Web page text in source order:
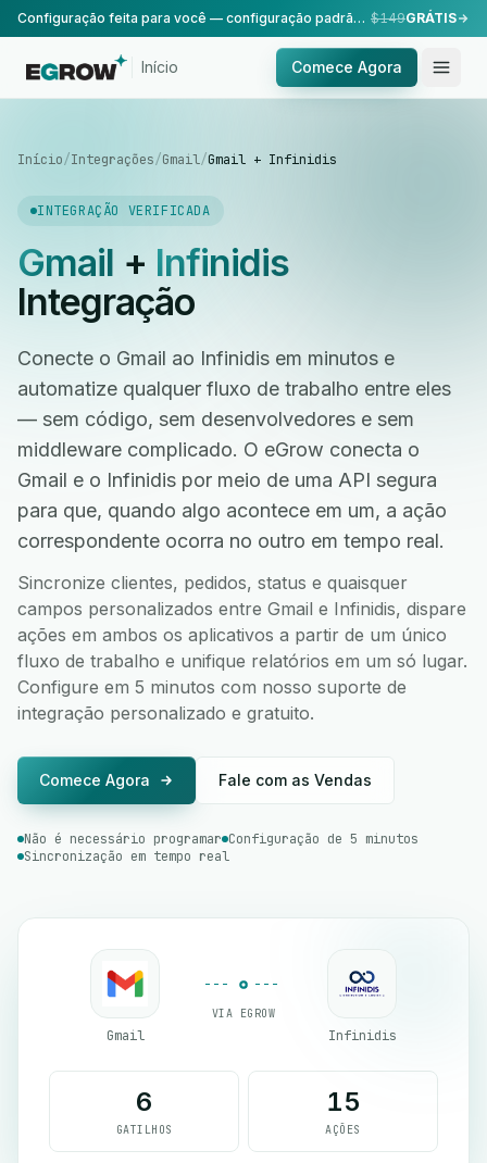
Configuração feita para você — configuração padrão, realizada pela nossa equipe. $149GRÁTIS
Início Comece Agora
Início/Integrações/Gmail/Gmail + Infinidis
INTEGRAÇÃO VERIFICADA
Gmail + Infinidis
Integração
Conecte o Gmail ao Infinidis em minutos e
automatize qualquer fluxo de trabalho entre eles
— sem código, sem desenvolvedores e sem
middleware complicado. O eGrow conecta o
Gmail e o Infinidis por meio de uma API segura
para que, quando algo acontece em um, a ação
correspondente ocorra no outro em tempo real.
Sincronize clientes, pedidos, status e quaisquer
campos personalizados entre Gmail e Infinidis, dispare
ações em ambos os aplicativos a partir de um único
fluxo de trabalho e unifique relatórios em um só lugar.
Configure em 5 minutos com nosso suporte de
integração personalizado e gratuito.
Comece Agora Fale com as Vendas
Não é necessário programar Configuração de 5 minutos
Sincronização em tempo real
Gmail
VIA EGROW
Infinidis
6
GATILHOS
15
AÇÕES